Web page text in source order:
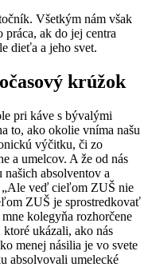
Všetkým nám však
ak do jej centra
dieťa a jeho svet.
krúžok
pri káve s bývalými
to, ako okolie vníma našu
výčitku, či zo
a umelcov. A že od nás
absolventov a
„Ale veď cieľom ZUŠ nie
ZUŠ je sprostredkovať
kolegyňa rozhorčene
ukázali, ako nás
menej násilia je vo svete
absolvovali umelecké